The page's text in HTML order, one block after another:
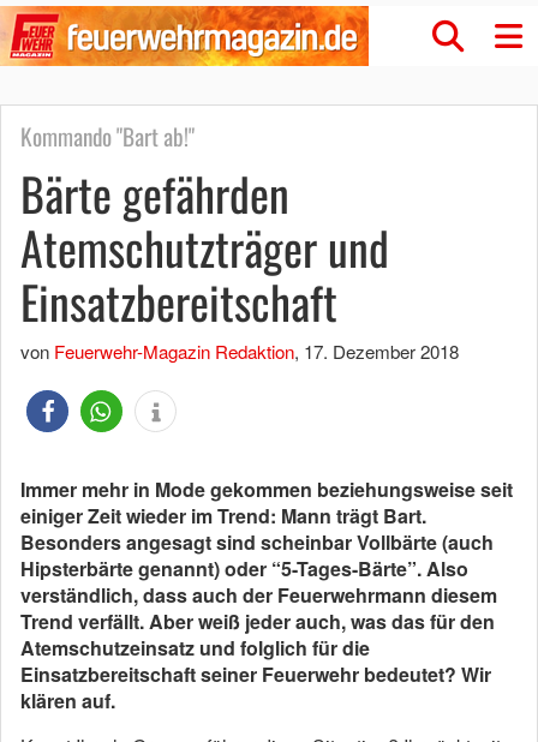
Kommando "Bart ab!"
Bärte gefährden
Atemschutzträger und
Einsatzbereitschaft
von Feuerwehr-Magazin Redaktion, 17. Dezember 2018
Immer mehr in Mode gekommen beziehungsweise seit
einiger Zeit wieder im Trend: Mann trägt Bart.
Besonders angesagt sind scheinbar Vollbärte (auch
Hipsterbärte genannt) oder “5-Tages-Bärte”. Also
verständlich, dass auch der Feuerwehrmann diesem
Trend verfällt. Aber weiß jeder auch, was das für den
Atemschutzeinsatz und folglich für die
Einsatzbereitschaft seiner Feuerwehr bedeutet? Wir
klären auf.